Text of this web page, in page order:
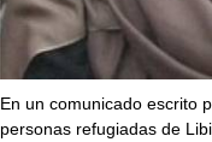
En un comunicado escrito
personas refugiadas de